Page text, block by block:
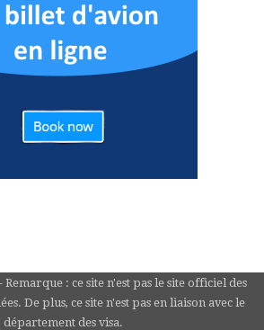
: ce site n'est pas le site officiel des
De plus, ce site n'est pas en liaison avec le
département des visa.